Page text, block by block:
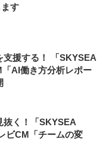
す
援する！ 「SKYSEA
AI働き方分析レポー
抜く！「SKYSEA
ビCM「チームの変